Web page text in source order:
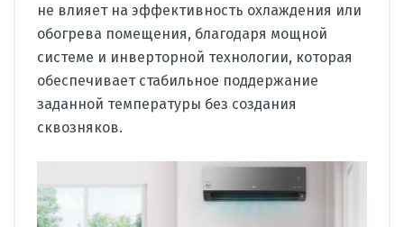
не влияет на эффективность охлаждения или
обогрева помещения, благодаря мощной
системе и инверторной технологии, которая
обеспечивает стабильное поддержание
заданной температуры без создания
сквозняков.